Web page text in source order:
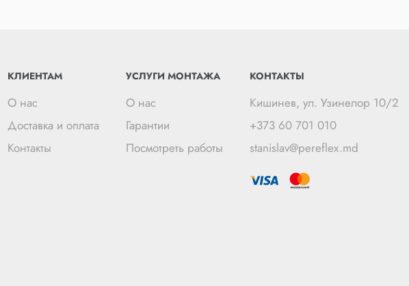
КЛИЕНТАМ
О нас
Доставка и оплата
Контакты
УСЛУГИ МОНТАЖА
О нас
Гарантии
Посмотреть работы
КОНТАКТЫ
Кишинев, ул. Узинелор 10/2
+373 60 701 010
stanislav@pereflex.md